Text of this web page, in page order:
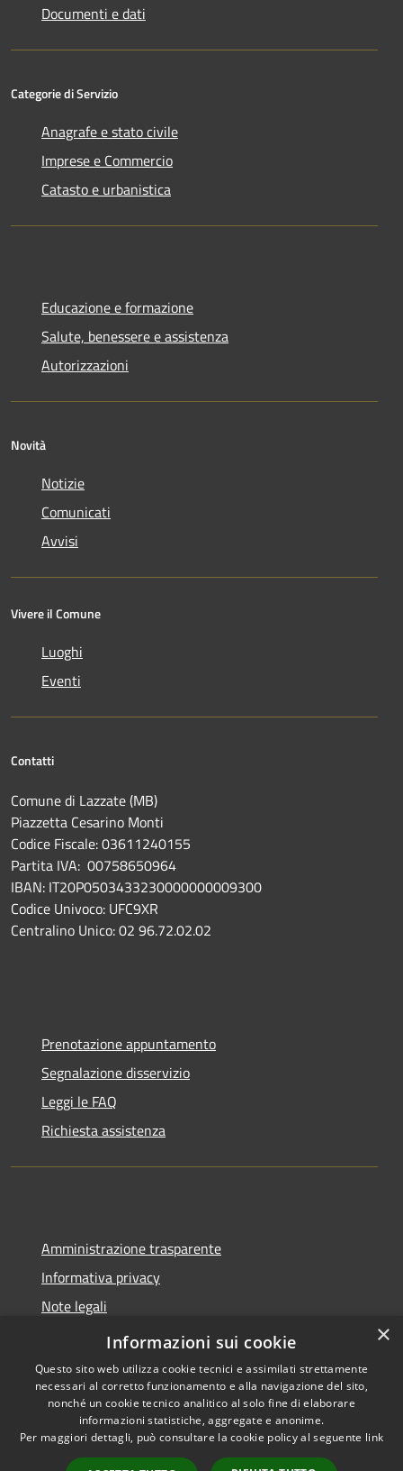
Documenti e dati
Categorie di Servizio
Anagrafe e stato civile
Imprese e Commercio
Catasto e urbanistica
Educazione e formazione
Salute, benessere e assistenza
Autorizzazioni
Novità
Notizie
Comunicati
Avvisi
Vivere il Comune
Luoghi
Eventi
Contatti
Comune di Lazzate (MB)
Piazzetta Cesarino Monti
Codice Fiscale: 03611240155
Partita IVA: 00758650964
IBAN: IT20P0503433230000000009300
Codice Univoco: UFC9XR
Centralino Unico: 02 96.72.02.02
Prenotazione appuntamento
Segnalazione disservizio
Leggi le FAQ
Richiesta assistenza
Amministrazione trasparente
Informativa privacy
Note legali
Dichiarazione di accessibilità
Accessibilità
Copyright © 2026 • Comune di
Lazzate • Powered by
×
Informazioni sui cookie
Questo sito web utilizza cookie tecnici e assimilati strettamente
necessari al corretto funzionamento e alla navigazione del sito,
nonché un cookie tecnico analitico al solo fine di elaborare
informazioni statistiche, aggregate e anonime.
Per maggiori dettagli, può consultare la cookie policy al seguente link